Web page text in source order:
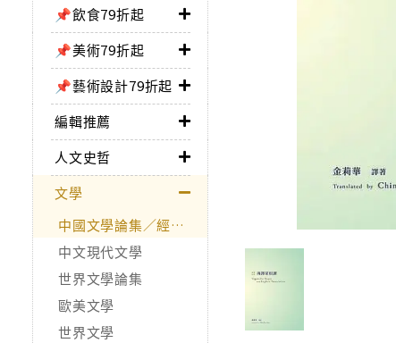
📌飲食79折起
📌美術79折起
📌藝術設計79折起
編輯推薦
人文史哲
文學
中國文學論集／經典作品
中文現代文學
世界文學論集
歐美文學
世界文學